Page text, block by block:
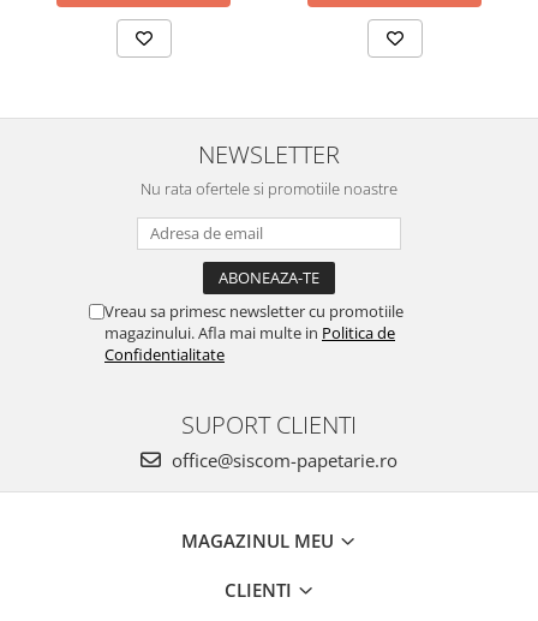
NEWSLETTER
Nu rata ofertele si promotiile noastre
Vreau sa primesc newsletter cu promotiile
magazinului. Afla mai multe in Politica de
Confidentialitate
SUPORT CLIENTI
office@siscom-papetarie.ro
MAGAZINUL MEU
CLIENTI